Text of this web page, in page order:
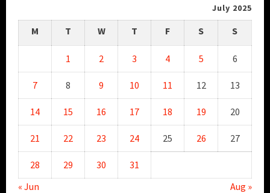
July 2025
M T W T F S S
1 2 3 4 5 6
7 8 9 10 11 12 13
14 15 16 17 18 19 20
21 22 23 24 25 26 27
28 29 30
31
« Jun
Aug »